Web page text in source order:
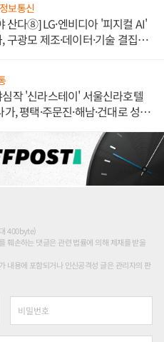
보통신
산다⑧] LG·엔비디아 '피지컬 AI'
구광모 제조·데이터·기술 결집
작 '신라스테이' 서울신라호텔
, 평택·주문진·해남·건대로 성
400byte)
훼손하는 댓글은 관련 법률에 의해 제재를 받을
내용에 포함되거나 인신공격성 글은 관리자의 판